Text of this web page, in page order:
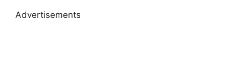
Advertisements